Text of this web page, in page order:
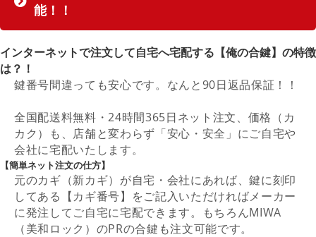
能！！
インターネットで注文して自宅へ宅配する【俺の合鍵】の特徴
は？！
鍵番号間違っても安心です。なんと90日返品保証！！
全国配送料無料・24時間365日ネット注文、価格（カ
カク）も、店舗と変わらず「安心・安全」にご自宅や
会社に宅配いたします。
【簡単ネット注文の仕方】
元のカギ（新カギ）が自宅・会社にあれば、鍵に刻印
してある【カギ番号】をご記入いただければメーカー
に発注してご自宅に宅配できます。もちろんMIWA
（美和ロック）のPRの合鍵も注文可能です。